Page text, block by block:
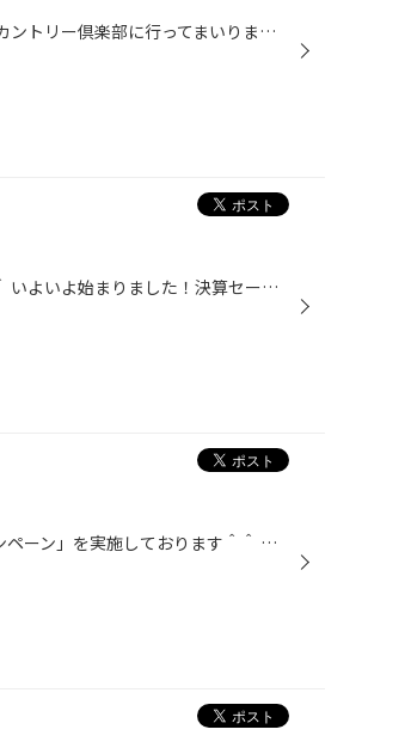
先日ゴルフコンペに 兵庫県に有る、レークスワンカントリー倶楽部に行ってまいりました！ 当日は非常に珍しいことに天気は快晴！（本当に珍しいことですよ！） 逆に暑すぎて、もうチョット涼しかったらな～と贅沢な悩みを抱えてラウンドしました。 コースの印象としましては、アップダウン激しく斜...
皆さまこんにちは！！タイヤ館守山の棚田です＾＾ いよいよ始まりました！決算セール！１０/１（日）まで開催中！ お見積りだけでも大歓迎！ぜひご来店ください！ 明日からの週末はお天気も良くなるみたいですね！！ お出かけ前には、ぜひ当店でタイヤの空気圧チェックを！！ ご希望の方には、お車...
タイヤ館守山ではお車の「タイヤ空気圧点検キャンペーン」を実施しております＾＾ キャンペーン期間は9月21日～9月30日まで!! お車の安全・安心のカーライフをサポートさせて頂きます!! この機会にぜひご来店下さい!! スタッフ一同お待ちしております♪